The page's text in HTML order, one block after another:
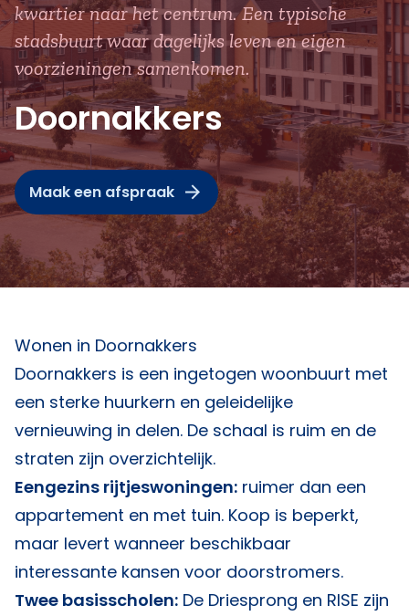
kwartier naar het centrum. Een typische
stadsbuurt waar dagelijks leven en eigen
voorzieningen samenkomen.
Doornakkers
Maak een afspraak
Wonen in Doornakkers
Doornakkers is een ingetogen woonbuurt met
een sterke huurkern en geleidelijke
vernieuwing in delen. De schaal is ruim en de
straten zijn overzichtelijk.
Eengezins rijtjeswoningen: ruimer dan een
appartement en met tuin. Koop is beperkt,
maar levert wanneer beschikbaar
interessante kansen voor doorstromers.
Twee basisscholen: De Driesprong en RISE zijn